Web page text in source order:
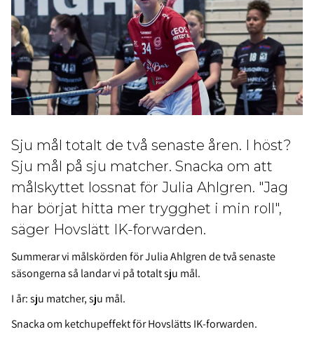
Sju mål totalt de två senaste åren. I höst?
Sju mål på sju matcher. Snacka om att
målskyttet lossnat för Julia Ahlgren. "Jag
har börjat hitta mer trygghet i min roll",
säger Hovslätt IK-forwarden.
Summerar vi målskörden för Julia Ahlgren de två senaste
säsongerna så landar vi på totalt sju mål.
I år: sju matcher, sju mål.
Snacka om ketchupeffekt för Hovslätts IK-forwarden.